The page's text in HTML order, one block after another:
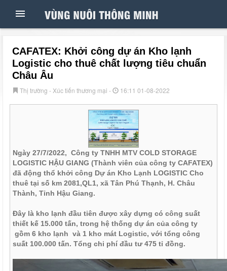
CAFATEX: Khởi công dự án Kho lạnh
Logistic cho thuê chất lượng tiêu chuẩn
Châu Âu
Thị trường - Xúc tiến thương mại - 16:11 01-08-2022
Ngày 27/7/2022, Công ty TNHH MTV COLD STORAGE
LOGISTIC HẬU GIANG (Thành viên của công ty CAFATEX)
đã động thổ khởi công Dự án Kho Lạnh LOGISTIC Cho
thuê tại số km 2081,QL1, xã Tân Phú Thạnh, H. Châu
Thành, Tỉnh Hậu Giang.
Đây là kho lạnh đầu tiên được xây dựng có công suất
thiết kế 15.000 tấn, trong hệ thống dự án của công ty
gồm 6 kho lạnh và 1 kho mát Logistic, với tổng công
suất 100.000 tấn. Tổng chi phí đầu tư 475 tỉ đồng.